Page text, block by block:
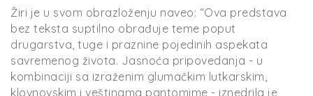
Žiri je u svom obrazloženju naveo: “Ova predstava
bez teksta suptilno obrađuje teme poput
drugarstva, tuge i praznine pojedinih aspekata
savremenog života. Jasnoća pripovedanja - u
kombinaciji sa izraženim glumačkim lutkarskim,
klovnovskim i veštinama pantomime - iznedrila je